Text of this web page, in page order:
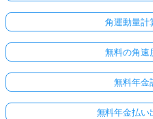
角運動量計
無料の角速
無料年金
無料年金払い